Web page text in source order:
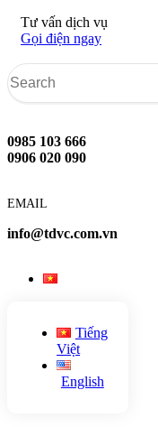
Tư vấn dịch vụ
Gọi điện ngay
0985 103 666
0906 020 090
EMAIL
info@tdvc.com.vn
Tiếng
Việt
English